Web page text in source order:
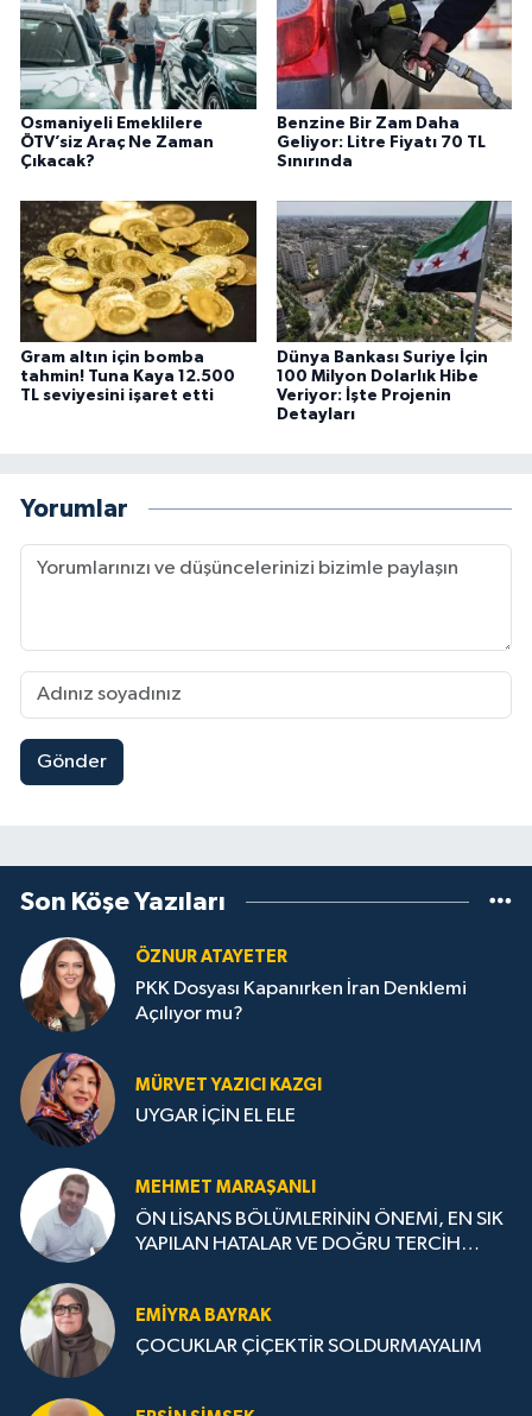
Osmaniyeli Emeklilere
ÖTV’siz Araç Ne Zaman
Çıkacak?
Benzine Bir Zam Daha
Geliyor: Litre Fiyatı 70 TL
Sınırında
Gram altın için bomba
tahmin! Tuna Kaya 12.500
TL seviyesini işaret etti
Dünya Bankası Suriye İçin
100 Milyon Dolarlık Hibe
Veriyor: İşte Projenin
Detayları
Yorumlar
Gönder
Son Köşe Yazıları
ÖZNUR ATAYETER
PKK Dosyası Kapanırken İran Denklemi
Açılıyor mu?
MÜRVET YAZICI KAZGI
UYGAR İÇİN EL ELE
MEHMET MARAŞANLI
ÖN LİSANS BÖLÜMLERİNİN ÖNEMİ, EN SIK
YAPILAN HATALAR VE DOĞRU TERCİH
EMIYRA BAYRAK
ÇOCUKLAR ÇİÇEKTİR SOLDURMAYALIM